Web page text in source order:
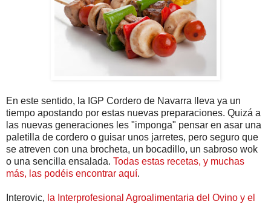
En este sentido, la IGP Cordero de Navarra lleva ya un
tiempo apostando por estas nuevas preparaciones. Quizá a
las nuevas generaciones les "imponga" pensar en asar una
paletilla de cordero o guisar unos jarretes, pero seguro que
se atreven con una brocheta, un bocadillo, un sabroso wok
o una sencilla ensalada. Todas estas recetas, y muchas
más, las podéis encontrar aquí.
Interovic, la Interprofesional Agroalimentaria del Ovino y el